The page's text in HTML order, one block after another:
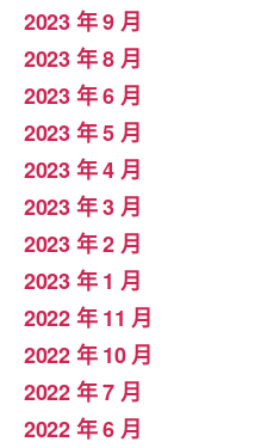
2023 年 9 月
2023 年 8 月
2023 年 6 月
2023 年 5 月
2023 年 4 月
2023 年 3 月
2023 年 2 月
2023 年 1 月
2022 年 11 月
2022 年 10 月
2022 年 7 月
2022 年 6 月